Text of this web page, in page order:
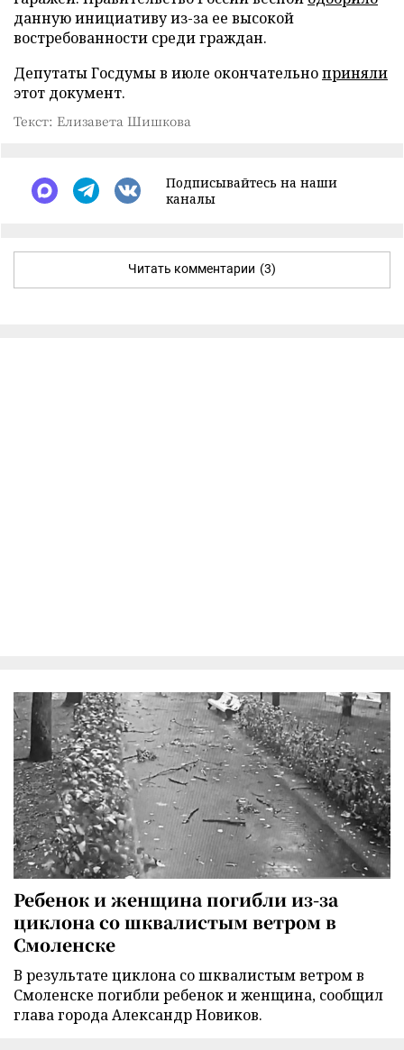
данную инициативу из-за ее высокой
востребованности среди граждан.
Депутаты Госдумы в июле окончательноприняли
этот документ.
Текст: Елизавета Шишкова
Подписывайтесь на наши
каналы
Читать комментарии (3)
Ребенок и женщина погибли из-за
циклона со шквалистым ветром в
Смоленске
В результате циклона со шквалистым ветром в
Смоленске погибли ребенок и женщина, сообщил
глава города Александр Новиков.